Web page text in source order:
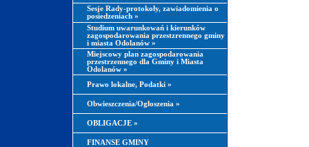
Sesje Rady-protokoły, zawiadomienia o
posiedzeniach »
Studium uwarunkowań i kierunków
zagospodarowania przestzrennego gminy
i miasta Odolanów »
Miejscowy plan zagospodarowania
przestrzennego dla Gminy i Miasta
Odolanów »
Prawo lokalne, Podatki »
Obwieszczenia/Ogłoszenia »
OBLIGACJE »
FINANSE GMINY